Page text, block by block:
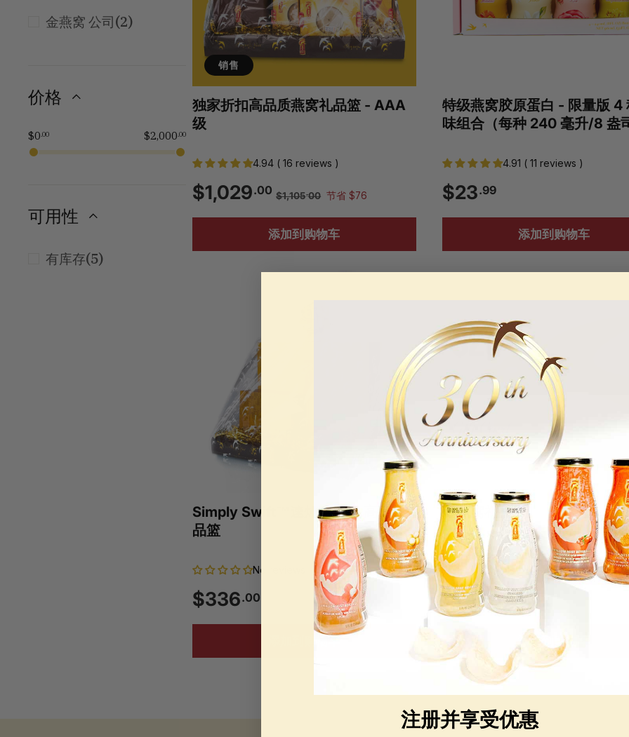
金燕窝 公司(2)
价格
$0 .00 $2,000.00
可用性
有库存(5)
销售
独家折扣高品质燕窝礼品篮 - AAA
级
4.94 ( 16 reviews )
销
售
价
$1,029.00 $
1
,
常
价
格
$1,105.00$
1
0
节省 $76
添加到购物车
特级燕窝胶原蛋白 - 限量版 4
味组合（每种 240 毫升/8 盎
4.91 ( 11 reviews )
$23.99$
2
3
9
添加到购物车
Simply Swift™速炖燕窝盏 高级礼
品篮
No reviews
$336.00
3
3
金燕窝礼品卡
No reviews
$25.00 $
5
.
0
添加到购物车
注册并享受优惠